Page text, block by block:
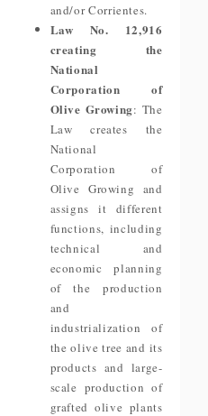
and/or Corrientes.
Law No. 12,916
creating the
National
Corporation of
Olive Growing: The
Law creates the
National
Corporation of
Olive Growing and
assigns it different
functions, including
technical and
economic planning
of the production
and
industrialization of
the olive tree and its
products and large-
scale production of
grafted olive plants